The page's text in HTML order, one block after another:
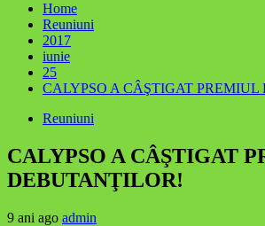
Home
Reuniuni
2017
iunie
25
CALYPSO A CÂŞTIGAT
Reuniuni
CALYPSO A CÂŞTIGAT
DEBUTANŢILOR!
9 ani ago admin